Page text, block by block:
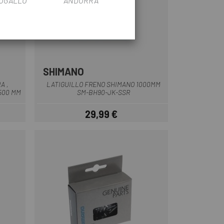
,
MM
SHIMANO
LATIGUILLO FRENO SHIMANO 1000MM
SM-BH90-JK-SSR
Prezzo
29,99 €